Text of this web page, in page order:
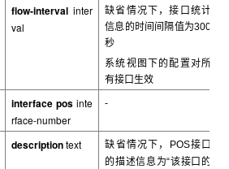
flow-interval inter
val
缺省情况下，接口统计
信息的时间间隔值为300
秒
系统视图下的配置对所
有接口生效
interface pos inte
rface-number
-
descriptiontext 缺省情况下，POS接口
的描述信息为“该接口的